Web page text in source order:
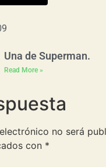
Una de Superman.
Read More »
no será
con *